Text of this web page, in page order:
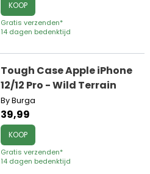
KOOP
Gratis verzenden*
14 dagen bedenktijd
Tough Case Apple iPhone
12/12 Pro - Wild Terrain
By Burga
39,99
KOOP
Gratis verzenden*
14 dagen bedenktijd